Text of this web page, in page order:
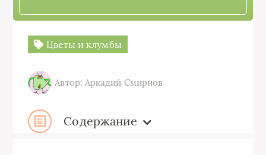
Цветы и клумбы
Автор: Аркадий Смирнов
Содержание